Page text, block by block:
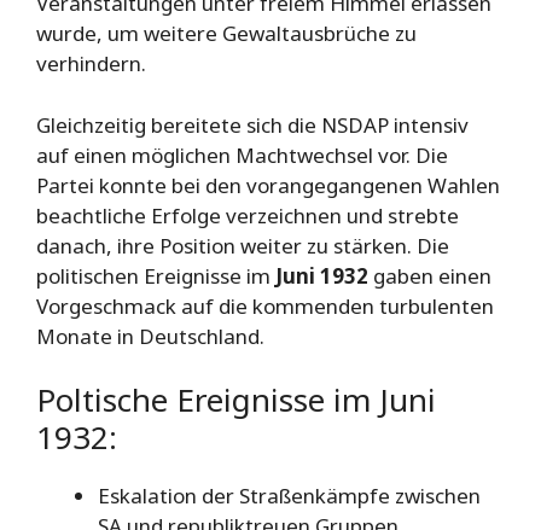
wurde, um weitere Gewaltausbrüche zu
verhindern.
Gleichzeitig bereitete sich die NSDAP intensiv
auf einen möglichen Machtwechsel vor. Die
Partei konnte bei den vorangegangenen Wahlen
beachtliche Erfolge verzeichnen und strebte
danach, ihre Position weiter zu stärken. Die
politischen Ereignisse im Juni 1932 gaben einen
Vorgeschmack auf die kommenden turbulenten
Monate in Deutschland.
Poltische Ereignisse im Juni
1932:
Eskalation der Straßenkämpfe zwischen